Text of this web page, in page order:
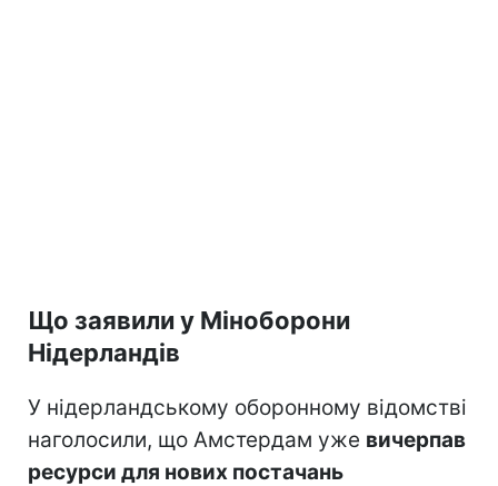
Що заявили у Міноборони
Нідерландів
У нідерландському оборонному відомстві
наголосили, що Амстердам уже вичерпав
ресурси для нових постачань